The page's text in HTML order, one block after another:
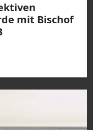
mit Bischof